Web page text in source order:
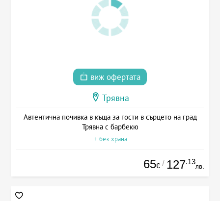
виж офертата
Трявна
Автентична почивка в къща за гости в сърцето на град
Трявна с барбекю
+ без храна
65€ / 127.13
лв.